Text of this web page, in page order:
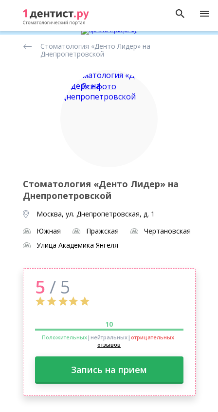
стоматологических
Стоматология «Денто Лидер» на
Днепропетровской
Все фото
Стоматология «Денто Лидер» на
Днепропетровской
Москва, ул. Днепропетровская, д. 1
Южная
Пражская
Чертановская
Улица Академика Янгеля
5 / 5
10
Положительных|нейтральных| отрицательных
отзывов
Запись на прием